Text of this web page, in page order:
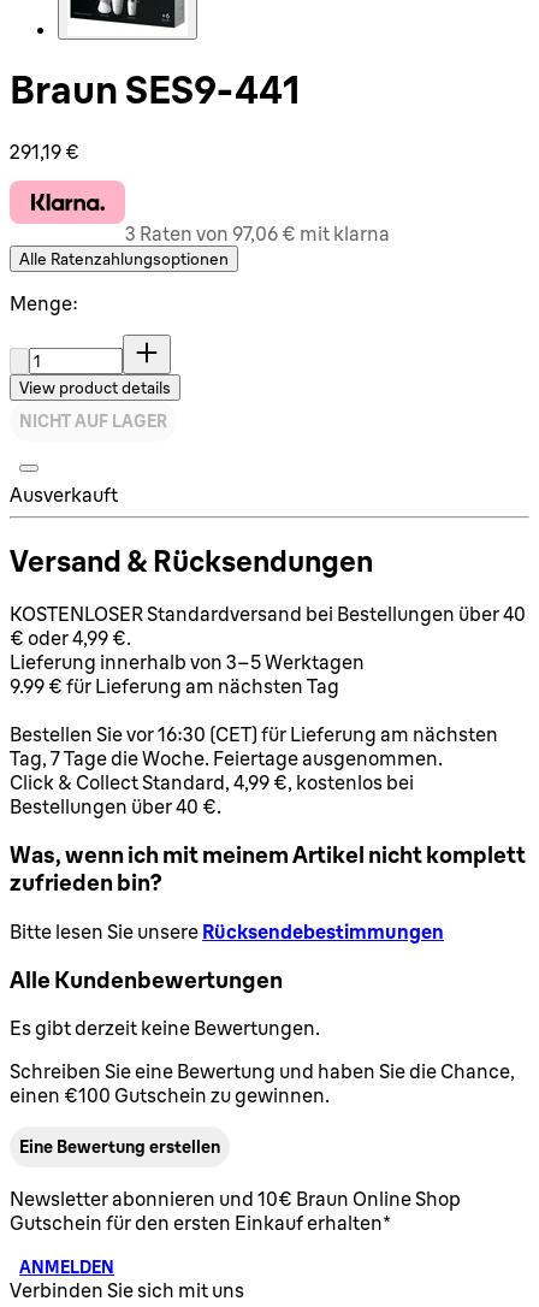
Braun SES9-441
Aktueller Preis: 291,19 €.
291,19 €
3 Raten von 97,06 € mit klarna
Alle Ratenzahlungsoptionen
Menge:
Menge:
View product details
NICHT AUF LAGER
Ausverkauft
Versand & Rücksendungen
KOSTENLOSER Standardversand bei Bestellungen über 40
€ oder 4,99 €.
Lieferung innerhalb von 3–5 Werktagen
9.99 € für Lieferung am nächsten Tag
Bestellen Sie vor 16:30 (CET) für Lieferung am nächsten
Tag, 7 Tage die Woche. Feiertage ausgenommen.
Click & Collect Standard, 4,99 €, kostenlos bei
Bestellungen über 40 €.
Was, wenn ich mit meinem Artikel nicht komplett
zufrieden bin?
Bitte lesen Sie unsere Rücksendebestimmungen
Alle Kundenbewertungen
Es gibt derzeit keine Bewertungen.
Schreiben Sie eine Bewertung und haben Sie die Chance,
einen €100 Gutschein zu gewinnen.
Eine Bewertung erstellen
Newsletter abonnieren und 10€ Braun Online Shop
Gutschein für den ersten Einkauf erhalten*
ANMELDEN
Verbinden Sie sich mit uns